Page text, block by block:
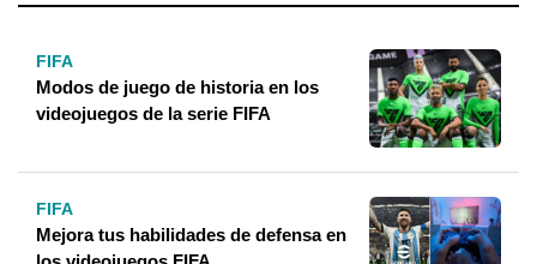
FIFA
Modos de juego de historia en los
videojuegos de la serie FIFA
FIFA
Mejora tus habilidades de defensa en